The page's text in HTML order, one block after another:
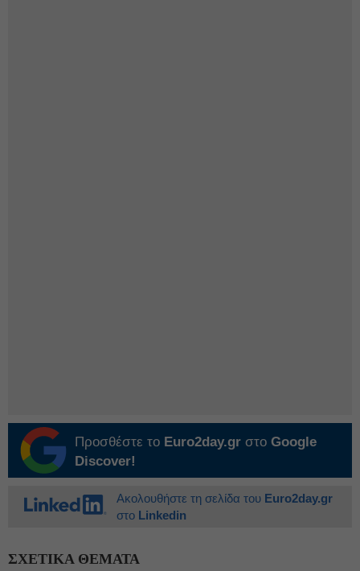
Προσθέστε το Euro2day.gr στο Google
Discover!
Ακολουθήστε τη σελίδα του Euro2day.gr
στο Linkedin
ΣΧΕΤΙΚΑ ΘΕΜΑΤΑ